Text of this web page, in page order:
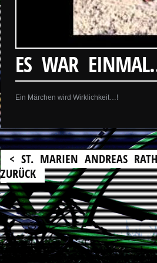
ES WAR
Ein Märchen wird Wirklichkeit…!
< ST. MARIEN ANDREAS
ZURÜCK